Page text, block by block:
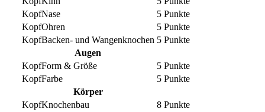
Nase
5 Punkte
Ohren
5 Punkte
Backen- und Wangenknochen 5 Punkte
Augen
Form & Größe
5 Punkte
Farbe
5 Punkte
Körper
Knochenbau
8 Punkte